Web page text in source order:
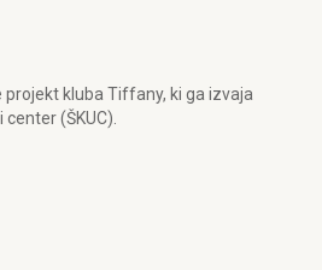
projekt kluba Tiffany, ki ga izvaja
(ŠKUC).